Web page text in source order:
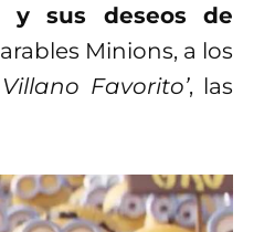
y sus deseos de
Minions, a los
Villano Favorito’, las